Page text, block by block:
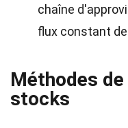
chaîne
flux constant
Méthodes
stocks